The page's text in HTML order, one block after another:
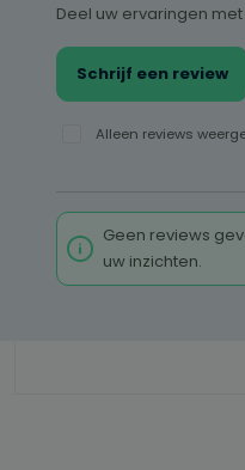
Deel uw ervaringen
Schrijf een review
Alleen reviews
Geen reviews
uw inzichten.